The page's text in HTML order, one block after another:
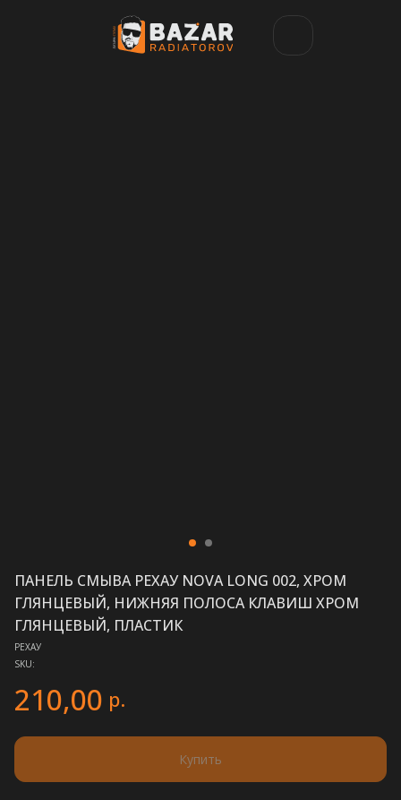
ПАНЕЛЬ СМЫВА РЕХАУ NOVA LONG 002, ХРОМ
ГЛЯНЦЕВЫЙ, НИЖНЯЯ ПОЛОСА КЛАВИШ ХРОМ
ГЛЯНЦЕВЫЙ, ПЛАСТИК
РЕХАУ
SKU:
210,00 р.
Купить